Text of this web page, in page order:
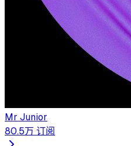
Mr Junior
80.5万 订阅